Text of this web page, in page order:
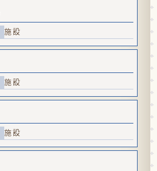
施設
施設
施設